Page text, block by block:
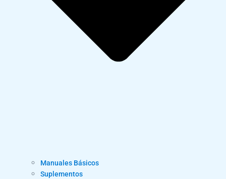
Manuales Básicos
Suplementos